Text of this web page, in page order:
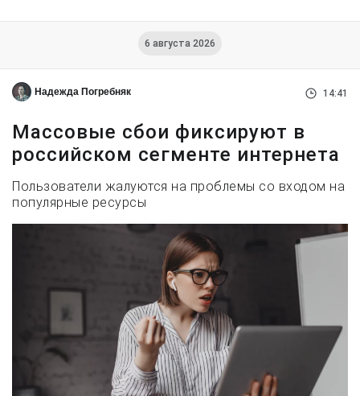
6 августа 2026
Надежда Погребняк 14:41
Массовые сбои фиксируют в
российском сегменте интернета
Пользователи жалуются на проблемы со входом на
популярные ресурсы